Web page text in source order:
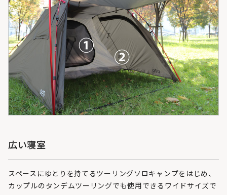
広い寝室
スペースにゆとりを持てるツーリングソロキャンプをはじめ、
カップルのタンデムツーリングでも使用できるワイドサイズで